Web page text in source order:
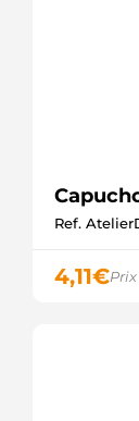
Ref.
4,11€Prix